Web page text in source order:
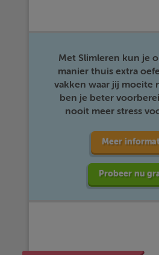
Met Slimleren kun je
manier thuis extra
vakken waar jij moeite
ben je beter
nooit meer stress
Meer
Probeer nu